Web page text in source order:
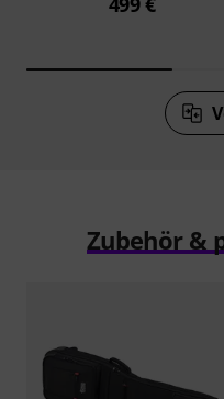
Zubehör &